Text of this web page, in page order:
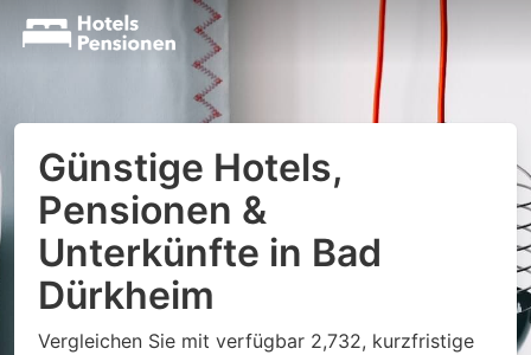
Günstige Hotels,
Pensionen &
Unterkünfte in Bad
Dürkheim
Vergleichen Sie mit verfügbar 2,732, kurzfristige